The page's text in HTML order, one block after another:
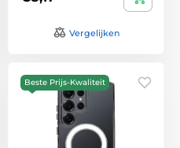
Vergelijken
Beste Prijs-Kwaliteit